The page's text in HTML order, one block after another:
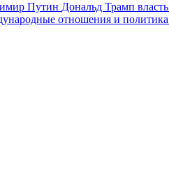
Путин Дональд Трамп власть
отношения и политика